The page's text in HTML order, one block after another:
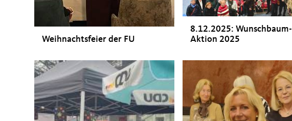
Weihnachtsfeier der FU
8.12.2025: Wunschbaum-
Aktion 2025